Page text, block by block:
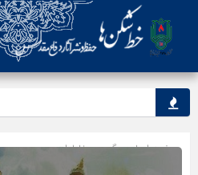
صفحه اصلی» گروه »خاطرات